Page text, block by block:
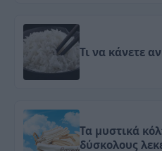
Τι να κάνετε
Τα μυστικά
δύσκολους